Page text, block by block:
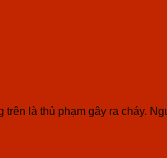
là thủ phạm gây ra cháy.